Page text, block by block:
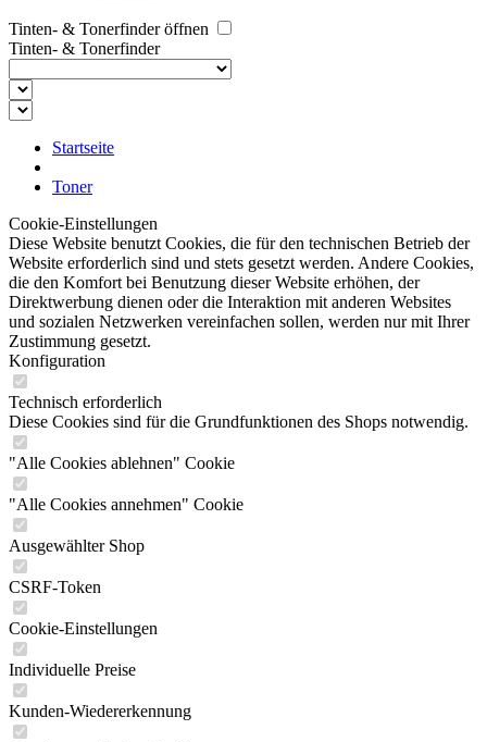
Tinten- & Tonerfinder öffnen
Tinten- & Tonerfinder
Startseite
Toner
Cookie-Einstellungen
Diese Website benutzt Cookies, die für den technischen Betrieb der
Website erforderlich sind und stets gesetzt werden. Andere Cookies,
die den Komfort bei Benutzung dieser Website erhöhen, der
Direktwerbung dienen oder die Interaktion mit anderen Websites
und sozialen Netzwerken vereinfachen sollen, werden nur mit Ihrer
Zustimmung gesetzt.
Konfiguration
Technisch erforderlich
Diese Cookies sind für die Grundfunktionen des Shops notwendig.
"Alle Cookies ablehnen" Cookie
"Alle Cookies annehmen" Cookie
Ausgewählter Shop
CSRF-Token
Cookie-Einstellungen
Individuelle Preise
Kunden-Wiedererkennung